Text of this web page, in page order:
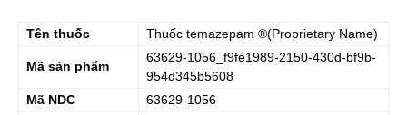
Tên thuốc Thuốc temazepam ®(Proprietary Name)
Mã sản phẩm
63629-1056_f9fe1989-2150-430d-bf9b-
954d345b5608
Mã NDC
63629-1056